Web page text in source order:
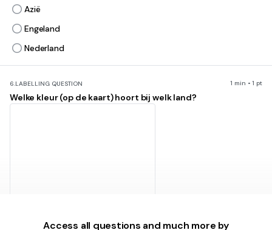
Azië
Engeland
Nederland
6.LABELLING QUESTION 1 min • 1 pt
Welke kleur (op de kaart) hoort bij welk land?
d
Access all questions and much more by